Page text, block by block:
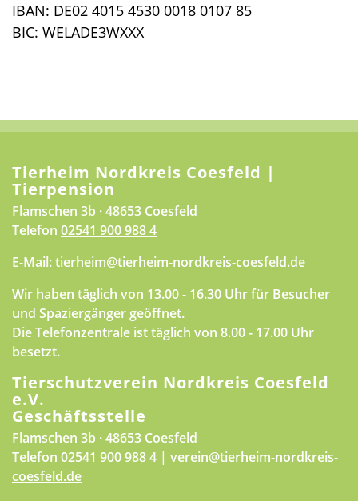
IBAN: DE02 4015 4530 0018 0107 85
BIC: WELADE3WXXX
Tierheim Nordkreis Coesfeld |
Tierpension
Flamschen 3b · 48653 Coesfeld
Telefon 02541 900 988 4
E-Mail:tierheim@tierheim-nordkreis-coesfeld.de
Wir haben täglich von 13.00 - 16.30 Uhr für Besucher
und Spaziergänger geöffnet.
Die Telefonzentrale ist täglich von 8.00 - 17.00 Uhr
besetzt.
Tierschutzverein Nordkreis Coesfeld
e.V.
Geschäftsstelle
Flamschen 3b · 48653 Coesfeld
Telefon 02541 900 988 4 | verein@tierheim-nordkreis-
coesfeld.de